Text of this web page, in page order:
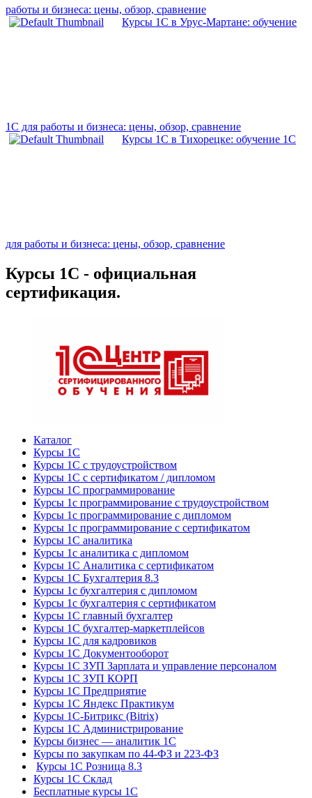
работы и бизнеса: цены, обзор, сравнение
Курсы 1С в Урус-Мартане: обучение
1С для работы и бизнеса: цены, обзор, сравнение
Курсы 1С в Тихорецке: обучение 1С
для работы и бизнеса: цены, обзор, сравнение
Курсы 1С - официальная
сертификация.
Каталог
Курсы 1С
Курсы 1С с трудоустройством
Курсы 1С с сертификатом / дипломом
Курсы 1С программирование
Курсы 1с программирование с трудоустройством
Курсы 1с программирование с дипломом
Курсы 1с программирование с сертификатом
Курсы 1С аналитика
Курсы 1с аналитика с дипломом
Курсы 1С Аналитика с сертификатом
Курсы 1С Бухгалтерия 8.3
Курсы 1с бухгалтерия с дипломом
Курсы 1с бухгалтерия с сертификатом
Курсы 1С главный бухгалтер
Курсы 1С бухгалтер-маркетплейсов
Курсы 1С для кадровиков
Курсы 1С Документооборот
Курсы 1С ЗУП Зарплата и управление персоналом
Курсы 1С ЗУП КОРП
Курсы 1С Предприятие
Курсы 1С Яндекс Практикум
Курсы 1С-Битрикс (Bitrix)
Курсы 1С Администрирование
Курсы бизнес — аналитик 1С
Курсы по закупкам по 44‑ФЗ и 223‑ФЗ
Курсы 1С Розница 8.3
Курсы 1С Склад
Бесплатные курсы 1С